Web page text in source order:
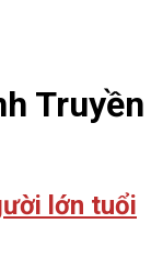
Truyền
lớn tuổi